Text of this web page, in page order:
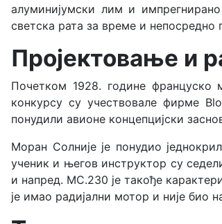
алуминијумски лим и
светска рата за време и непосредно
Пројектовање и
Почетком 1928. године француско
конкурсу су учествовале фирме
понудили авионе концепцијски
Моран Солније је понудио
ученик и његов инструктор су
и напред. МС.230 је такође
је имао радијални мотор и није био